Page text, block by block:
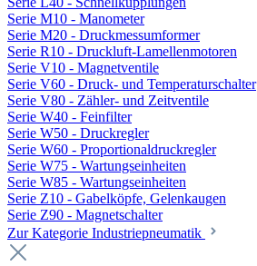
Serie M10 - Manometer
Serie M20 - Druckmessumformer
Serie R10 - Druckluft-Lamellenmotoren
Serie V10 - Magnetventile
Serie V60 - Druck- und Temperaturschalter
Serie V80 - Zähler- und Zeitventile
Serie W40 - Feinfilter
Serie W50 - Druckregler
Serie W60 - Proportionaldruckregler
Serie W75 - Wartungseinheiten
Serie W85 - Wartungseinheiten
Serie Z10 - Gabelköpfe, Gelenkaugen
Serie Z90 - Magnetschalter
Zur Kategorie Industriepneumatik